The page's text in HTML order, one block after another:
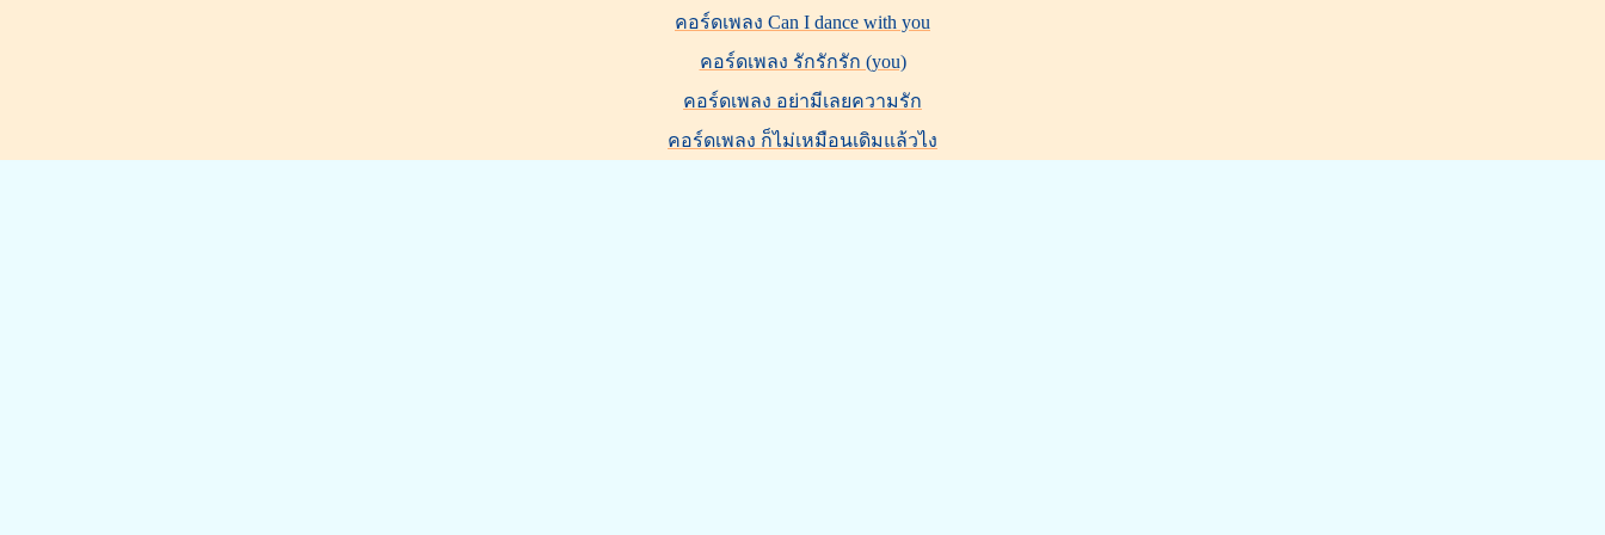
คอร์ดเพลง Can I dance with you
คอร์ดเพลง รักรักรัก (you)
คอร์ดเพลง อย่ามีเลยความรัก
คอร์ดเพลง ก็ไม่เหมือนเดิมแล้วไง